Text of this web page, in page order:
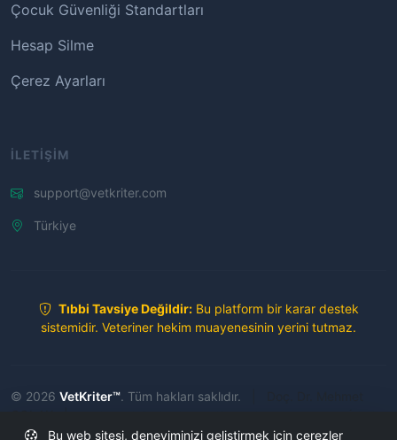
Çocuk Güvenliği Standartları
Hesap Silme
Çerez Ayarları
İLETIŞIM
support@vetkriter.com
Türkiye
Tıbbi Tavsiye Değildir:Bu platform bir karar destek
sistemidir. Veteriner hekim muayenesinin yerini tutmaz.
© 2026 VetKriter™. Tüm hakları saklıdır.
kopyalama yasaktır.
Bu web sitesi, deneyiminizi geliştirmek için çerezler